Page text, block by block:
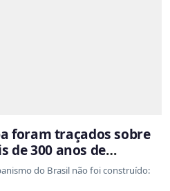
foram traçados sobre
de 300 anos de
do Brasil não foi construído: